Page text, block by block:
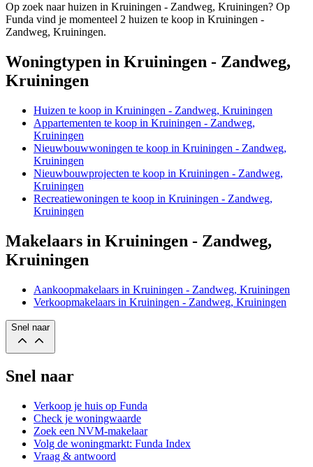
Op zoek naar huizen in Kruiningen - Zandweg, Kruiningen? Op
Funda vind je momenteel 2 huizen te koop in Kruiningen -
Zandweg, Kruiningen.
Woningtypen in Kruiningen - Zandweg,
Kruiningen
Huizen te koop in Kruiningen - Zandweg, Kruiningen
Appartementen te koop in Kruiningen - Zandweg,
Kruiningen
Nieuwbouwwoningen te koop in Kruiningen - Zandweg,
Kruiningen
Nieuwbouwprojecten te koop in Kruiningen - Zandweg,
Kruiningen
Recreatiewoningen te koop in Kruiningen - Zandweg,
Kruiningen
Makelaars in Kruiningen - Zandweg,
Kruiningen
Aankoopmakelaars in Kruiningen - Zandweg, Kruiningen
Verkoopmakelaars in Kruiningen - Zandweg, Kruiningen
Snel naar
Snel naar
Verkoop je huis op Funda
Check je woningwaarde
Zoek een NVM-makelaar
Volg de woningmarkt: Funda Index
Vraag & antwoord